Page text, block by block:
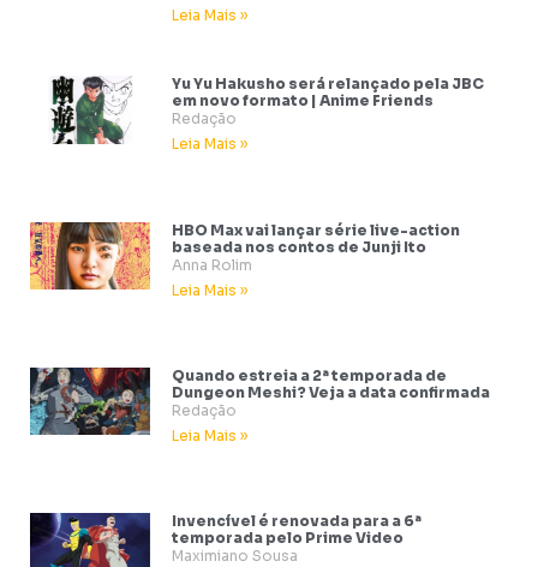
Leia Mais »
Yu Yu Hakusho será relançado pela JBC
em novo formato | Anime Friends
Redação
Leia Mais »
HBO Max vai lançar série live-action
baseada nos contos de Junji Ito
Anna Rolim
Leia Mais »
Quando estreia a 2ª temporada de
Dungeon Meshi? Veja a data confirmada
Redação
Leia Mais »
Invencível é renovada para a 6ª
temporada pelo Prime Video
Maximiano Sousa